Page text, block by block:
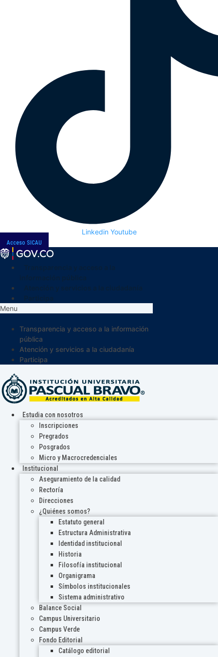
Linkedin Youtube
Acceso SICAU
Menu
Transparencia y acceso a la información
pública
Atención y servicios a la ciudadanía
Participa
Estudia con nosotros
Inscripciones
Pregrados
Posgrados
Micro y Macrocredenciales
Institucional
Aseguramiento de la calidad
Rectoría
Direcciones
¿Quiénes somos?
Estatuto general
Estructura Administrativa
Identidad institucional
Historia
Filosofía institucional
Organigrama
Símbolos institucionales
Sistema administrativo
Balance Social
Campus Universitario
Campus Verde
Fondo Editorial
Catálogo editorial